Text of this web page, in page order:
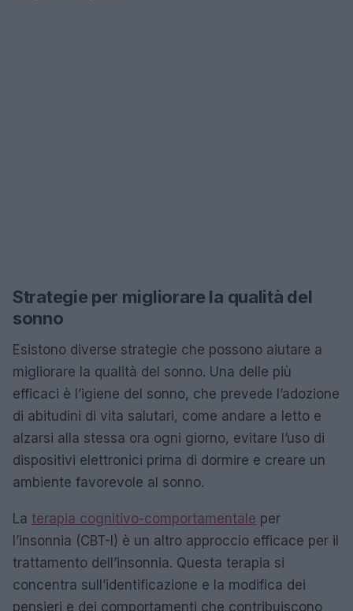
Strategie per migliorare la qualità del
sonno
Esistono diverse strategie che possono aiutare a
migliorare la qualità del sonno. Una delle più
efficaci è l’igiene del sonno, che prevede l’adozione
di abitudini di vita salutari, come andare a letto e
alzarsi alla stessa ora ogni giorno, evitare l’uso di
dispositivi elettronici prima di dormire e creare un
ambiente favorevole al sonno.
La terapia cognitivo-comportamentale per
l’insonnia (CBT-I) è un altro approccio efficace per il
trattamento dell’insonnia. Questa terapia si
concentra sull’identificazione e la modifica dei
pensieri e dei comportamenti che contribuiscono